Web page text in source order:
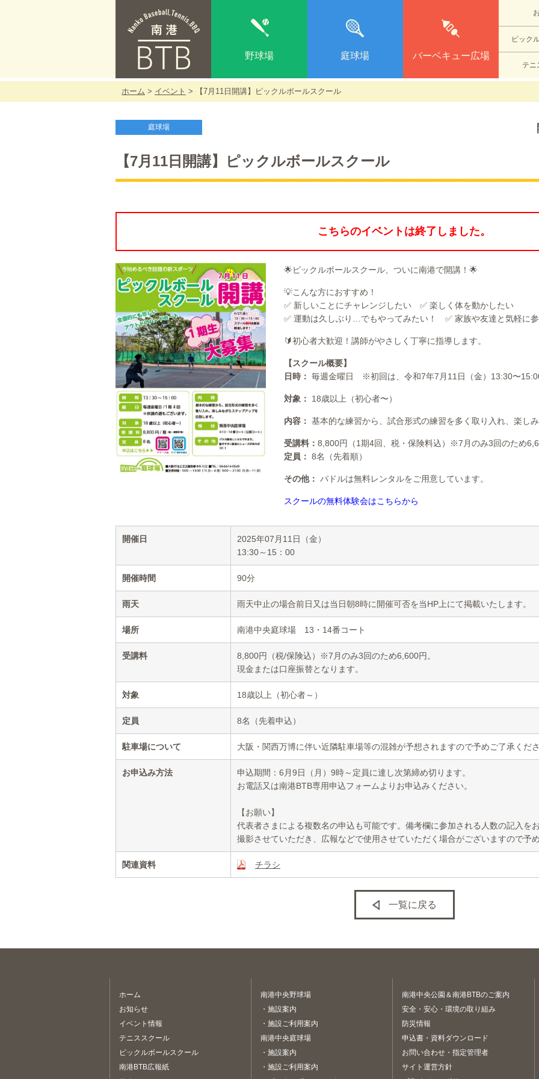
野球場 庭球場 バーベキュー広場
ピック
テニ
ホーム > イベント > 【7月11日開講】ピックルボールスクール
庭球場
【7月11日開講】ピックルボールスクール
こちらのイベントは終了しました。
🌟ピックルボールスクール、ついに南港で開講！🌟
💡こんな方におすすめ！
✅ 新しいことにチャレンジしたい ✅ 楽しく体を動かしたい
✅ 運動は久しぶり…でもやってみたい！ ✅ 家族や友達と気軽に
🔰初心者大歓迎！講師がやさしく丁寧に指導します。
【スクール概要】
日時： 毎週金曜日 ※初回は、令和7年7月11日（金）13:30〜
対象： 18歳以上（初心者〜）
内容： 基本的な練習から、試合形式の練習を多く取り入れ、楽し
受講料： 8,800円（1期4回、税・保険料込）※7月のみ3回のため
定員： 8名（先着順）
その他： パドルは無料レンタルをご用意しています。
スクールの無料体験会はこちらから
開催日
2025年07月11日（金）
13:30～15：00
開催時間 90分
雨天 雨天中止の場合前日又は当日朝8時に開催可否を当HP上にて掲載いたします。
場所 南港中央庭球場 13・14番コート
受講料
8,800円（税/保険込）※7月のみ3回のため6,600円。
現金または口座振替となります。
対象 18歳以上（初心者～）
定員 8名（先着申込）
駐車場について 大阪・関西万博に伴い近隣駐車場等の混雑が予想されますので予めご了承くだ
お申込み方法
申込期間：6月9日（月）9時～定員に達し次第締め切ります。
お電話又は南港BTB専用申込フォームよりお申込みください。
【お願い】
代表者さまによる複数名の申込も可能です。備考欄に参加される人数の記入を
撮影させていただき、広報などで使用させていただく場合がございますので予
関連資料 チラシ
一覧に戻る
ホーム
お知らせ
イベント情報
テニススクール
ピックルボールスクール
南港BTB広報紙
南港中央野球場
・施設案内
・施設ご利用案内
南港中央庭球場
・施設案内
・施設ご利用案内
南港中央公園＆南港BTBのご案内
安全・安心・環境の取り組み
防災情報
申込書・資料ダウンロード
お問い合わせ・指定管理者
サイト運営方針